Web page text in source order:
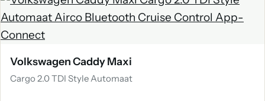
Volkswagen Caddy Maxi
Cargo 2.0 TDI Style Automaat